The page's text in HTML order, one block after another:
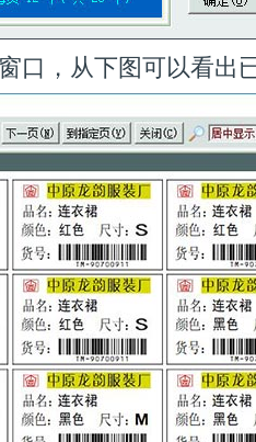
口，从下图可以看出